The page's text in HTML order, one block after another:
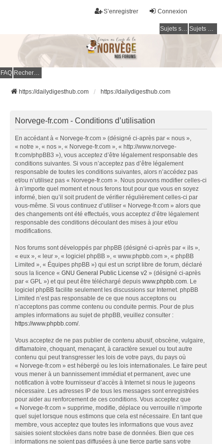
Connexion
S’enregistrer
Sujets sans réponse Sujets actifs
FAQ Rechercher
https://dailydigesthub.com https://dailydigesthub.com
Norvege-fr.com - Conditions d’utilisation
En accédant à « Norvege-fr.com » (désigné ci-après par « nous »,
« notre », « nos », « Norvege-fr.com », « http://www.norvege-
fr.com/phpBB3 »), vous acceptez d’être légalement responsable des
conditions suivantes. Si vous n’acceptez pas d’être légalement
responsable de toutes les conditions suivantes, alors n’accédez pas
et/ou n’utilisez pas « Norvege-fr.com ». Nous pouvons modifier celles-ci
à n’importe quel moment et nous ferons tout pour que vous en soyez
informé, bien qu’il soit prudent de vérifier régulièrement celles-ci par
vous-même. Si vous continuez d’utiliser « Norvege-fr.com » alors que
des changements ont été effectués, vous acceptez d’être légalement
responsable des conditions découlant des mises à jour et/ou
modifications.
Nos forums sont développés par phpBB (désigné ci-après par « ils »,
« eux », « leur », « logiciel phpBB », « www.phpbb.com », « phpBB
Limited », « Équipes phpBB ») qui est un script libre de forum, déclaré
sous la licence « GNU General Public License v2 » (désigné ci-après
par « GPL ») et qui peut être téléchargé depuis www.phpbb.com. Le
logiciel phpBB facilite seulement les discussions sur Internet. phpBB
Limited n’est pas responsable de ce que nous acceptons ou
n’acceptons pas comme contenu ou conduite permis. Pour de plus
amples informations au sujet de phpBB, veuillez consulter :
https://www.phpbb.com/.
Vous acceptez de ne pas publier de contenu abusif, obscène, vulgaire,
diffamatoire, choquant, menaçant, à caractère sexuel ou tout autre
contenu qui peut transgresser les lois de votre pays, du pays où
« Norvege-fr.com » est hébergé ou les lois internationales. Le faire peut
vous mener à un bannissement immédiat et permanent, avec une
notification à votre fournisseur d’accès à Internet si nous le jugeons
nécessaire. Les adresses IP de tous les messages sont enregistrées
pour aider au renforcement de ces conditions. Vous acceptez que
« Norvege-fr.com » supprime, modifie, déplace ou verrouille n’importe
quel sujet lorsque nous estimons que cela est nécessaire. En tant que
membre, vous acceptez que toutes les informations que vous avez
saisies soient stockées dans notre base de données. Bien que ces
informations ne soient pas diffusées à une tierce partie sans votre